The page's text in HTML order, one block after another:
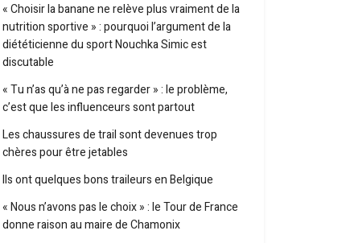
« Choisir la banane ne relève plus vraiment de la
nutrition sportive » : pourquoi l’argument de la
diététicienne du sport Nouchka Simic est
discutable
« Tu n’as qu’à ne pas regarder » : le problème,
c’est que les influenceurs sont partout
Les chaussures de trail sont devenues trop
chères pour être jetables
Ils ont quelques bons traileurs en Belgique
« Nous n’avons pas le choix » : le Tour de France
donne raison au maire de Chamonix